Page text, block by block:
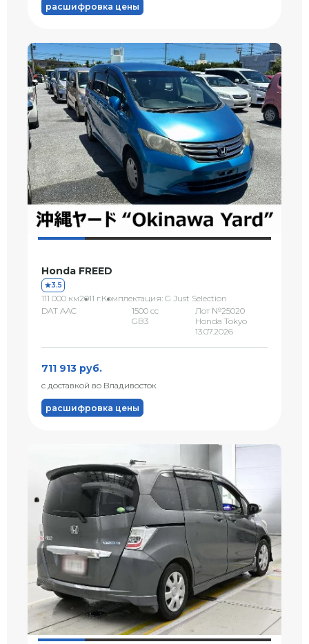
расшифровка цены
Honda FREED
3.5
111 000 км2011 г.Комплектация: G Just Selection
DAT AAC
1500 сс
GB3
Лот №25020
Honda Tokyo
13.07.2026
711 913 руб.
с доставкой во Владивосток
расшифровка цены